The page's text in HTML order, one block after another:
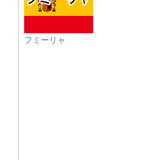
フミーリャ